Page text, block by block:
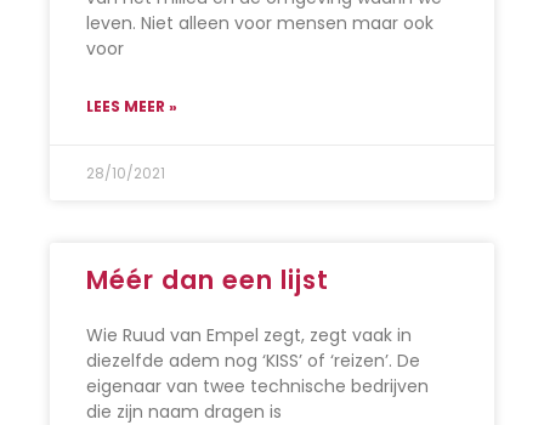
leven. Niet alleen voor mensen maar ook
voor
LEES MEER »
28/10/2021
Méér dan een lijst
Wie Ruud van Empel zegt, zegt vaak in
diezelfde adem nog ‘KISS’ of ‘reizen’. De
eigenaar van twee technische bedrijven
die zijn naam dragen is